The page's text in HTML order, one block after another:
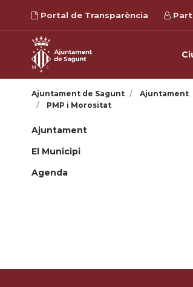
Portal de Transparència
Ajuntament de Sagunt Ajuntament
PMP i Morositat
Ajuntament
El Municipi
Agenda